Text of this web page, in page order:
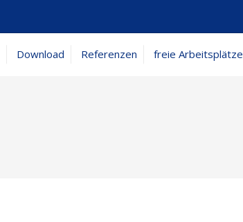
Download Referenzen freie Arbeitsplätze